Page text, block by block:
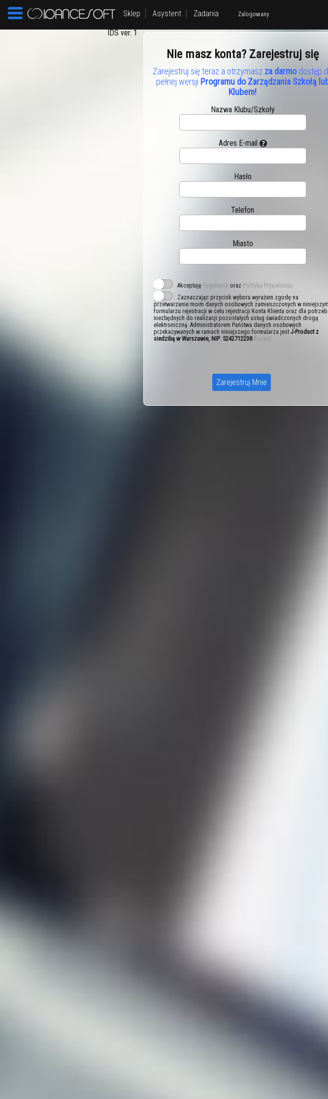
Sklep Asystent Zadania Zalogowany
IDS ver. 1
Nie masz konta? Zarejestruj się
Zarejestruj się teraz a otrzymasz za darmodostęp
pełnej wersji Programu do Zarządzania Szkołą
Klubem!
Nazwa Klubu/Szkoły
Adres E-mail
Hasło
Telefon
Miasto
Akceptuję Regulamin oraz Politykę Prywatności
Zaznaczając przycisk wyboru wyrażam zgodę na
przetwarzanie moim danych osobowych zamieszczonych w niniejszym
formularzu rejestracji w celu rejestracji Konta Klienta oraz dla potrzeb
niezbędnych do realizacji pozostałych usług świadczonych drogą
elektroniczną. Administratorem Państwa danych osobowych
przekazywanych w ramach niniejszego formularza jestJ-Product z
siedzibą w Warszawie, NIP: 5242712238 Rozwiń
Zarejestruj Mnie